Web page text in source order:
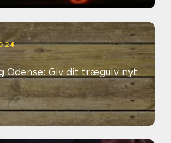
Odense: Giv dit trægulv nyt